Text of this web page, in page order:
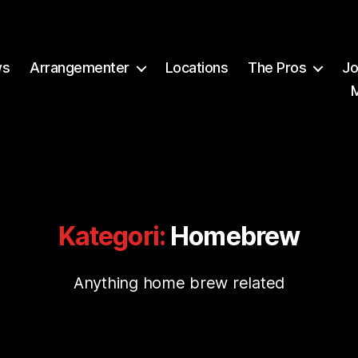
Arrangementer Locations The Pros
Kategori: Homebrew
Anything home brew related